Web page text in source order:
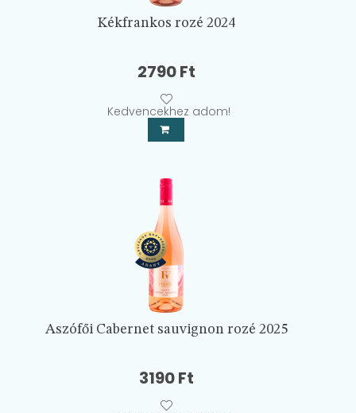
Kékfrankos rozé 2024
2790Ft
Kedvencekhez adom!
Aszófői Cabernet sauvignon rozé 2025
3190Ft